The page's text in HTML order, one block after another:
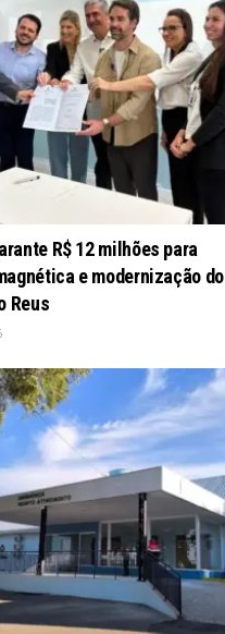
R$ 12 milhões para
e modernização do
Reus